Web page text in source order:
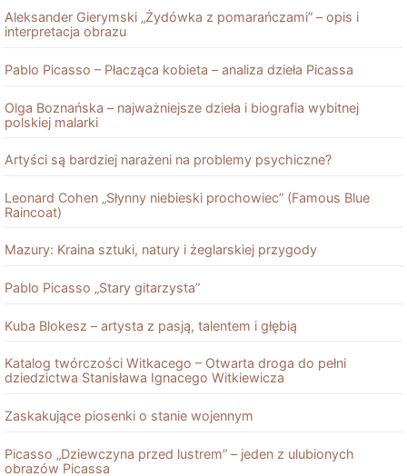
Aleksander Gierymski „Żydówka z pomarańczami” – opis i
interpretacja obrazu
Pablo Picasso – Płacząca kobieta – analiza dzieła Picassa
Olga Boznańska – najważniejsze dzieła i biografia wybitnej
polskiej malarki
Artyści są bardziej narażeni na problemy psychiczne?
Leonard Cohen „Słynny niebieski prochowiec” (Famous Blue
Raincoat)
Mazury: Kraina sztuki, natury i żeglarskiej przygody
Pablo Picasso „Stary gitarzysta”
Kuba Blokesz – artysta z pasją, talentem i głębią
Katalog twórczości Witkacego – Otwarta droga do pełni
dziedzictwa Stanisława Ignacego Witkiewicza
Zaskakujące piosenki o stanie wojennym
Picasso „Dziewczyna przed lustrem” – jeden z ulubionych
obrazów Picassa